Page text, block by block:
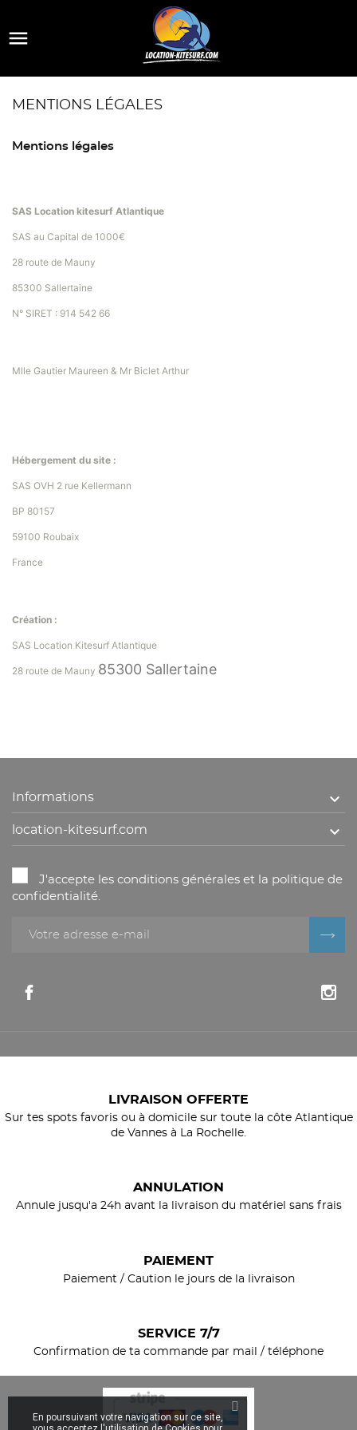

MENTIONS LÉGALES
Mentions légales
SAS Location kitesurf Atlantique
SAS au Capital de 1000€
28 route de Mauny
85300 Sallertaine
N° SIRET : 914 542 66
Mlle Gautier Maureen & Mr Biclet Arthur
Hébergement du site :
SAS OVH 2 rue Kellermann
BP 80157
59100 Roubaix
France
Création :
SAS Location Kitesurf Atlantique
28 route de Mauny 85300 Sallertaine
Informations 
location-kitesurf.com 
J'accepte les conditions générales et la politique de
confidentialité.
LIVRAISON OFFERTE
Sur tes spots favoris ou à domicile sur toute la côte Atlantique
de Vannes à La Rochelle.
ANNULATION
Annule jusqu'a 24h avant la livraison du matériel sans frais
PAIEMENT
Paiement / Caution le jours de la livraison
SERVICE 7/7
Confirmation de ta commande par mail / téléphone
En poursuivant votre navigation sur ce site,